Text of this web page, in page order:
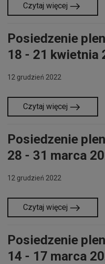
Czytaj więcej
Posiedzenie
18 - 21 kwietnia
12 grudzień 2022
Czytaj więcej
Posiedzenie
28 - 31 marca
12 grudzień 2022
Czytaj więcej
Posiedzenie
14 - 17 marca